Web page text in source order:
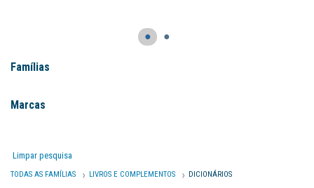
● ●
Famílias
Marcas
Limpar pesquisa
TODAS AS FAMÍLIAS LIVROS E COMPLEMENTOS DICIONÁRIOS